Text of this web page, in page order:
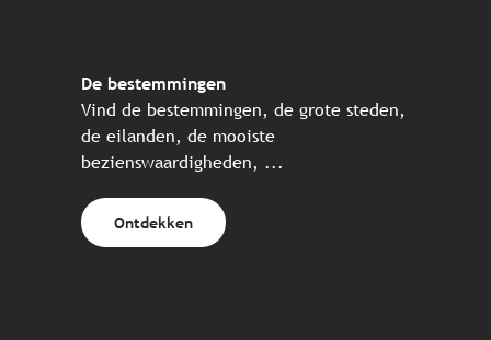
De bestemmingen
Vind de bestemmingen, de grote steden,
de eilanden, de mooiste
bezienswaardigheden, ...
Ontdekken